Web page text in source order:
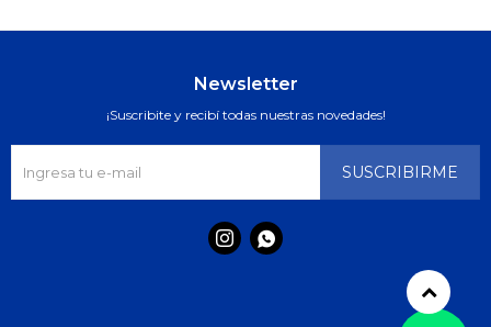
Newsletter
¡Suscribite y recibí todas nuestras novedades!
SUSCRIBIRME
 